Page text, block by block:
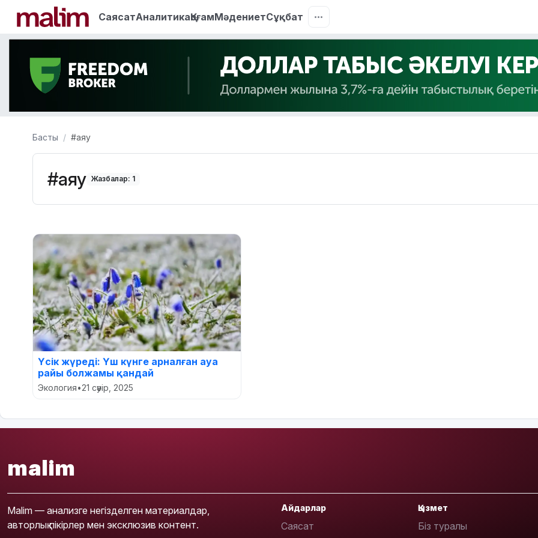
СаясатАналитикаҚоғамМәдениетСұқбат
Басты #аяу
#аяу Жазбалар: 1
Үсік жүреді: Үш күнге арналған ауа
райы болжамы қандай
Экология•21 сәуір, 2025
malim
Malim — анализге негізделген материалдар,
авторлық пікірлер мен эксклюзив контент.
Айдарлар
Саясат
Қызмет
Біз туралы